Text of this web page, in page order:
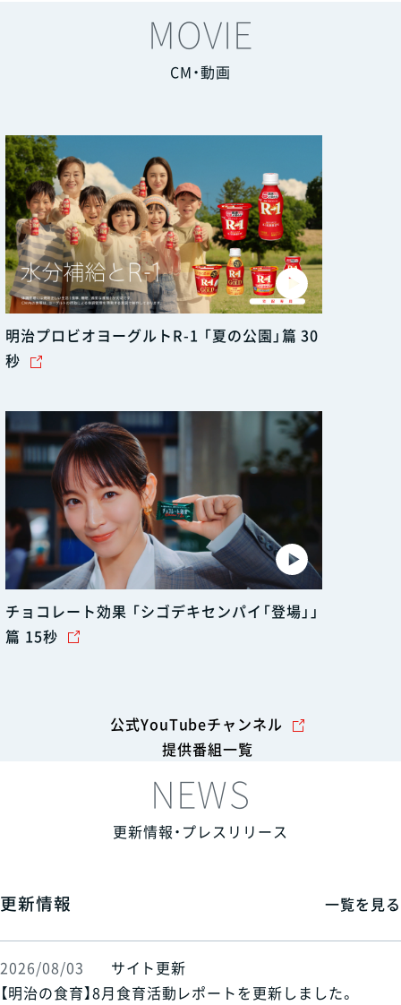
MOVIE
CM・動画
公式YouTubeチャンネル
提供番組一覧
明治プロビオヨーグルトR-1 「夏の公園」篇 30
秒
チョコレート効果 「シゴデキセンパイ「登場」」
篇 15秒
NEWS
更新情報・プレスリリース
更新情報 一覧を見る
2026/08/03
サイト更新
【明治の食育】8月食育活動レポートを更新しました。